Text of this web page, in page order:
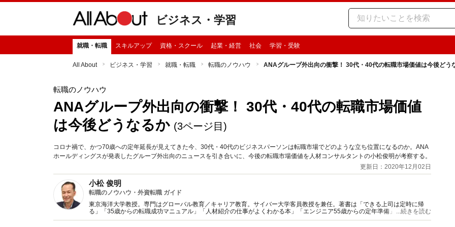
ビジネス・学習
就職・転職 スキルアップ 資格・スクール 起業・経営 社会 学習・受験
All About ビジネス・学習 就職・転職 転職のノウハウ ANAグループ外出向の衝撃！ 30代・40代の転職市場価値は今後どう
転職のノウハウ
ANAグループ外出向の衝撃！ 30代・40代の転職市場価値
は今後どうなるか (3ページ目)
コロナ禍で、かつ70歳への定年延長が見えてきた今、30代・40代のビジネスパーソンは転職市場でどのような立ち位置になるのか。ANA
ホールディングスが発表したグループ外出向のニュースを引き合いに、今後の転職市場価値を人材コンサルタントの小松俊明が考察する。
更新日：2020年12月02日
小松 俊明
転職のノウハウ・外資転職 ガイド
東京海洋大学教授。専門はグローバル教育／キャリア教育。サイバー大学客員教授を兼任。著書は「できる上司は定時に帰
る」「35歳からの転職成功マニュアル」「人材紹介の仕事がよくわかる本」「エンジニア55歳からの定年準備」他。元ヘッ
ドハンターで企業の採用事情に詳しい。
...続きを読む